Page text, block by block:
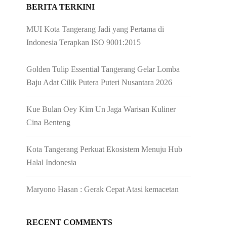
BERITA TERKINI
MUI Kota Tangerang Jadi yang Pertama di
Indonesia Terapkan ISO 9001:2015
Golden Tulip Essential Tangerang Gelar Lomba
Baju Adat Cilik Putera Puteri Nusantara 2026
Kue Bulan Oey Kim Un Jaga Warisan Kuliner
Cina Benteng
Kota Tangerang Perkuat Ekosistem Menuju Hub
Halal Indonesia
Maryono Hasan : Gerak Cepat Atasi kemacetan
RECENT COMMENTS